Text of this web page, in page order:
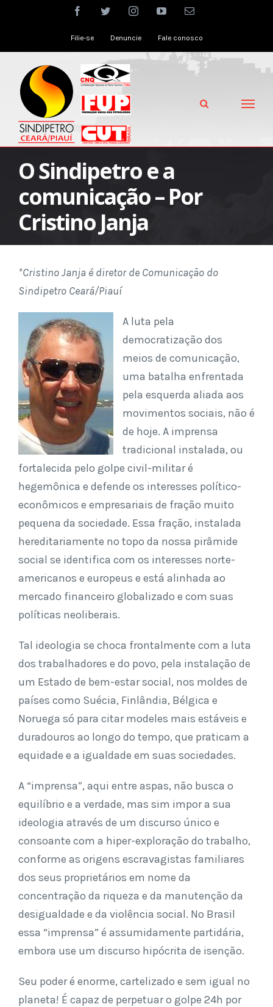
facebooktwitter instagramyoutubeEmail
Filie-se Denuncie Fale conosco
O Sindipetro e a
comunicação – Por
Cristino Janja
*Cristino Janja é diretor de Comunicação do
Sindipetro Ceará/Piauí
A luta pela
democratização dos
meios de comunicação,
uma batalha enfrentada
pela esquerda aliada aos
movimentos sociais, não é
de hoje. A imprensa
tradicional instalada, ou
fortalecida pelo golpe civil-militar é
hegemônica e defende os interesses político-
econômicos e empresariais de fração muito
pequena da sociedade. Essa fração, instalada
hereditariamente no topo da nossa pirâmide
social se identifica com os interesses norte-
americanos e europeus e está alinhada ao
mercado financeiro globalizado e com suas
políticas neoliberais.
Tal ideologia se choca frontalmente com a luta
dos trabalhadores e do povo, pela instalação de
um Estado de bem-estar social, nos moldes de
países como Suécia, Finlândia, Bélgica e
Noruega só para citar modeles mais estáveis e
duradouros ao longo do tempo, que praticam a
equidade e a igualdade em suas sociedades.
A “imprensa”, aqui entre aspas, não busca o
equilíbrio e a verdade, mas sim impor a sua
ideologia através de um discurso único e
consoante com a hiper-exploração do trabalho,
conforme as origens escravagistas familiares
dos seus proprietários em nome da
concentração da riqueza e da manutenção da
desigualdade e da violência social. No Brasil
essa “imprensa” é assumidamente partidária,
embora use um discurso hipócrita de isenção.
Seu poder é enorme, cartelizado e sem igual no
planeta! É capaz de perpetuar o golpe 24h por